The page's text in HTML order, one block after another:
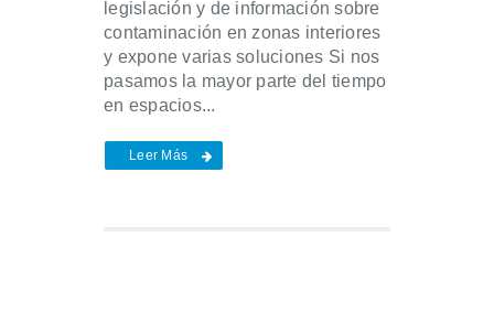
legislación y de información sobre
contaminación en zonas interiores
y expone varias soluciones Si nos
pasamos la mayor parte del tiempo
en espacios...
Leer Más